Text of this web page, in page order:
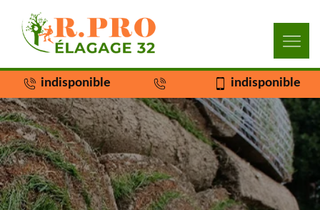
indisponible indisponible